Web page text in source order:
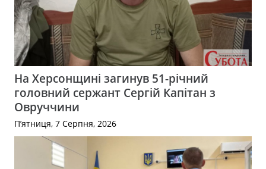
На Херсонщині загинув 51-річний
головний сержант Сергій Капітан з
Овруччини
П’ятниця, 7 Серпня, 2026